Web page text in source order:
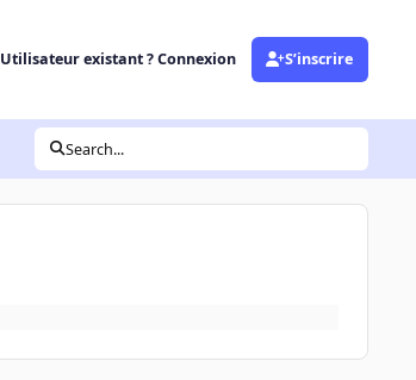
Utilisateur existant ? Connexion S’inscrire
Search...